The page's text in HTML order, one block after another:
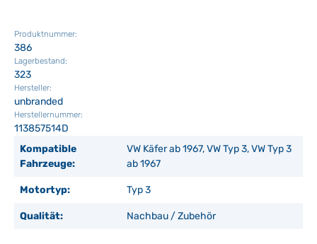
Produktnummer:
386
Lagerbestand:
323
Hersteller:
unbranded
Herstellernummer:
113857514D
Kompatible
Fahrzeuge:
VW Käfer ab 1967, VW Typ 3, VW Typ 3
ab 1967
Motortyp: Typ 3
Qualität: Nachbau / Zubehör